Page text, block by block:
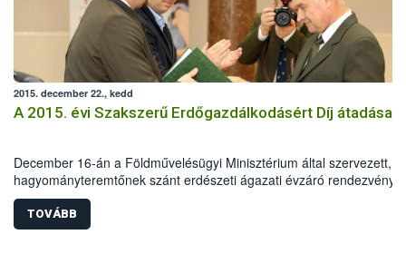
2015. december 22., kedd
A 2015. évi Szakszerű Erdőgazdálkodásért Díj átadása
December 16-án a Földművelésügyi Minisztérium által szervezett,
hagyományteremtőnek szánt erdészeti ágazati évzáró rendezvény
keretében került sor a „Szakszerű Erdőgazdálkodásért Díj”
TOVÁBB